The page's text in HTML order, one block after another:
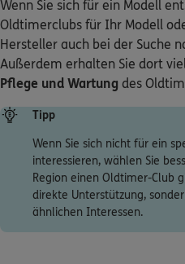
Wenn Sie sich für ein Modell
Oldtimerclubs für Ihr Modell
Hersteller auch bei der Suche
Außerdem erhalten Sie dort
Pflege und Wartung des
Tipp
Wenn Sie sich nicht für ein
interessieren, wählen Sie
Region einen Oldtimer-Club
direkte Unterstützung,
ähnlichen Interessen.